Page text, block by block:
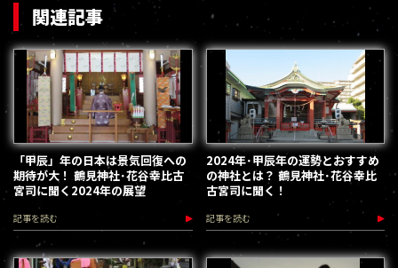
関連記事
「甲辰」年の日本は景気回復への
期待が大！ 鶴見神社･花谷幸比古
宮司に聞く2024年の展望
記事を読む
2024年･甲辰年の運勢とおすすめ
の神社とは？ 鶴見神社･花谷幸比
古宮司に聞く！
記事を読む